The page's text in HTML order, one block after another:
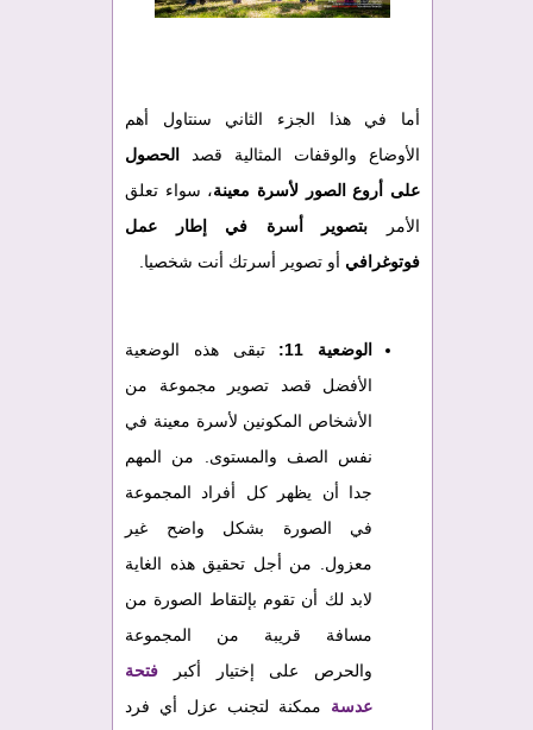
أما في هذا الجزء الثاني سنتاول أهم
الأوضاع والوقفات المثالية قصد الحصول
على أروع الصور لأسرة معينة، سواء تعلق
الأمر بتصوير أسرة في إطار عمل
فوتوغرافي أو تصوير أسرتك أنت شخصيا.
الوضعية 11:
تبقى هذه الوضعية
الأفضل قصد تصوير مجموعة من
الأشخاص المكونين لأسرة معينة في
نفس الصف والمستوى. من المهم
جدا أن يظهر كل أفراد المجموعة
في الصورة بشكل واضح غير
معزول. من أجل تحقيق هذه الغاية
لابد لك أن تقوم بإلتقاط الصورة من
مسافة قريبة من المجموعة
والحرص على إختيار أكبر
فتحة
عدسة ممكنة لتجنب عزل أي فرد